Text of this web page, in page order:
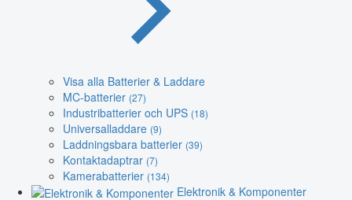
Visa alla Batterier & Laddare
MC-batterier (27)
Industribatterier och UPS (18)
Universalladdare (9)
Laddningsbara batterier (39)
Kontaktadaptrar (7)
Kamerabatterier (134)
Elektronik & Komponenter